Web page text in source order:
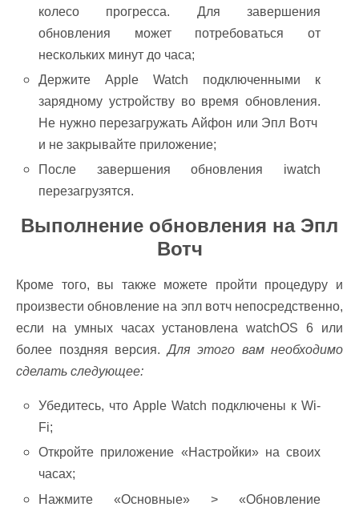
колесо прогресса. Для завершения
обновления может потребоваться от
нескольких минут до часа;
Держите Apple Watch подключенными к
зарядному устройству во время обновления.
Не нужно перезагружать Айфон или Эпл Вотч
и не закрывайте приложение;
После завершения обновления iwatch
перезагрузятся.
Выполнение обновления на Эпл
Вотч
Кроме того, вы также можете пройти процедуру и
произвести обновление на эпл вотч непосредственно,
если на умных часах установлена ​​watchOS 6 или
более поздняя версия. Для этого вам необходимо
сделать следующее:
Убедитесь, что Apple Watch подключены к Wi-
Fi;
Откройте приложение «Настройки» на своих
часах;
Нажмите «Основные» > «Обновление